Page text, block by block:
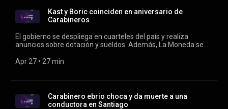
Kast y Boric coinciden en aniversario de
Carabineros
El gobierno se despliega en cuarteles del país y realiza
anuncios sobre dotación y sueldos. Además, La Moneda se
Miscelánea; la polémica por el oficio de Hacienda que llama a
Apr 27 • 27 min
Carabinero ebrio choca y da muerte a una
conductora en Santiago